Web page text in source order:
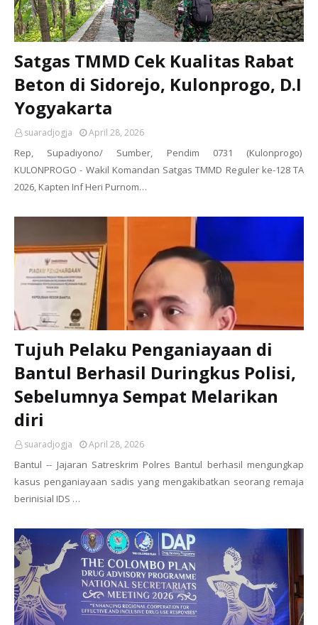
Satgas TMMD Cek Kualitas Rabat
Beton di Sidorejo, Kulonprogo, D.I
Yogyakarta
suaradjogja April 28, 2026
Rep, Supadiyono/ Sumber, Pendim 0731 (Kulonprogo)
KULONPROGO - Wakil Komandan Satgas TMMD Reguler ke-128 TA
2026, Kapten Inf Heri Purnom…
Tujuh Pelaku Penganiayaan di
Bantul Berhasil Duringkus Polisi,
Sebelumnya Sempat Melarikan
diri
suaradjogja April 28, 2026
Bantul -- Jajaran Satreskrim Polres Bantul berhasil mengungkap
kasus penganiayaan sadis yang mengakibatkan seorang remaja
berinisial IDS …